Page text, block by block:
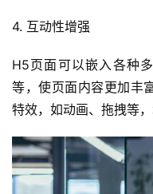
4. 互动性增强
H5页面可以嵌入各种
等，使页面内容更加丰
特效，如动画、拖拽等